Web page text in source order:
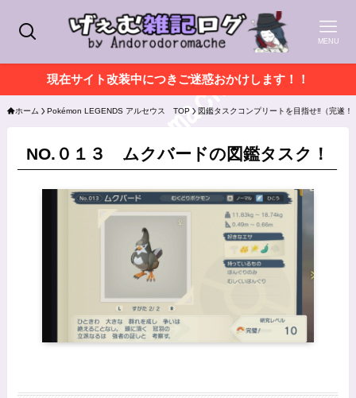
MENU
現在サイト改装中につきご迷惑おかけします！！
ホーム Pokémon LEGENDS アルセウス TOP 図鑑タスクコンプリートを目指せ‼（完遂！
NO.０１３ ムクバードの図鑑タスク！